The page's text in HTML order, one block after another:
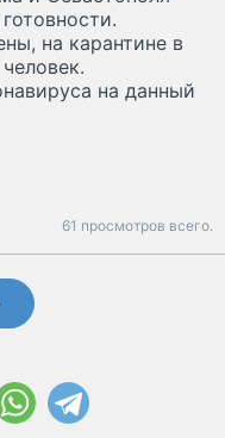
на карантине в
на данный
61 просмотров всего.